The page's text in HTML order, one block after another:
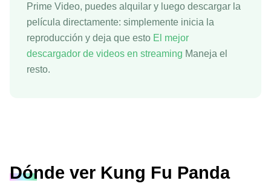
Prime Video, puedes alquilar y luego descargar la
película directamente: simplemente inicia la
reproducción y deja que esto El mejor
descargador de videos en streaming Maneja el
resto.
Dónde ver Kung Fu Panda